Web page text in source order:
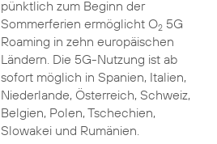
pünktlich zum Beginn der
Sommerferien ermöglicht O25G
Roaming in zehn europäischen
Ländern. Die 5G-Nutzung ist ab
sofort möglich in Spanien, Italien,
Niederlande, Österreich, Schweiz,
Belgien, Polen, Tschechien,
Slowakei und Rumänien.